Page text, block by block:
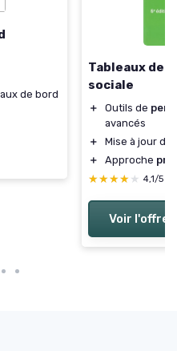
de bord
Tableaux de
sociale
＋ Outils de
avancés
＋
Mise à jour
＋
Approche
★★★★★
★★★★★ 4,1/5
Voir l'offre